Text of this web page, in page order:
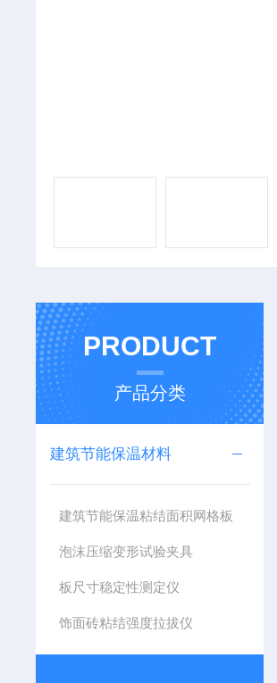
PRODUCT
产品分类
建筑节能保温材料
建筑节能保温粘结面积网格板
泡沫压缩变形试验夹具
板尺寸稳定性测定仪
饰面砖粘结强度拉拔仪